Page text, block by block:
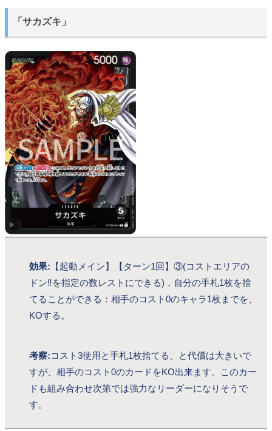
「サカズキ」
効果: 【起動メイン】【ターン1回】③(コストエリアの
ドン‼を指定の数レストにできる)，自分の手札1枚を捨
てることができる：相手のコスト0のキャラ1枚までを、
KOする。
考察:コスト3使用と手札1枚捨てる、と代償は大きいで
すが、相手のコスト0のカードをKO出来ます。このカー
ドも組み合わせ次第では強力なリーダーになりそうで
す。